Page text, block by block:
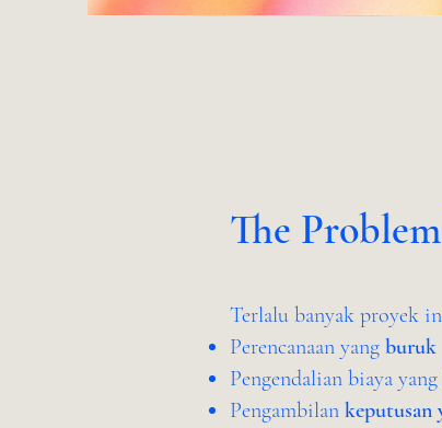
The
Terlalu banyak proyek
Perencanaan yang buruk
Pengendalian biaya yang
Pengambilan keputusan